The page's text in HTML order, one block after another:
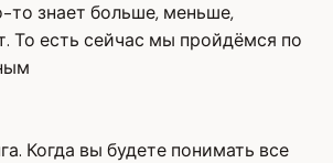
то знает больше, меньше,
То есть сейчас мы пройдёмся по
Когда вы будете понимать все